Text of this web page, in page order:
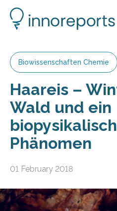
Biowissenschaften Chemie
Haareis –
Wald und ein
Phänomen
01 February 2018